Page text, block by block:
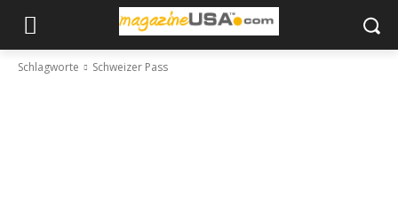
Schlagworte Schweizer Pass